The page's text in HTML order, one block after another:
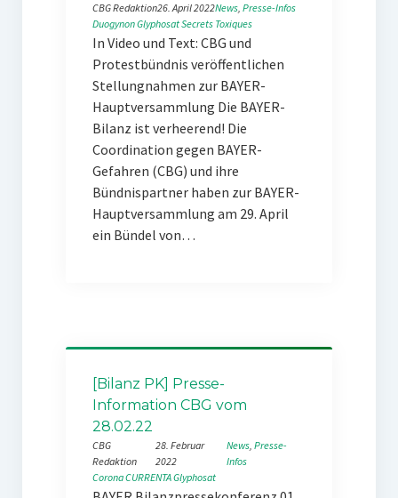
CBG Redaktion26. April 2022News, Presse-Infos
DuogynonGlyphosatSecrets Toxiques
In Video und Text: CBG und
Protestbündnis veröffentlichen
Stellungnahmen zur BAYER-
Hauptversammlung Die BAYER-
Bilanz ist verheerend! Die
Coordination gegen BAYER-
Gefahren (CBG) und ihre
Bündnispartner haben zur BAYER-
Hauptversammlung am 29. April
ein Bündel von…
[Bilanz PK] Presse-
Information CBG vom
28.02.22
CBG
Redaktion
28. Februar
2022
News, Presse-
Infos
CoronaCURRENTAGlyphosat